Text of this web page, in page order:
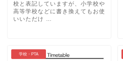
校と表記していますが、小学校や
高等学校などに書き換えてもお使
いいただけ …
学校・PTA